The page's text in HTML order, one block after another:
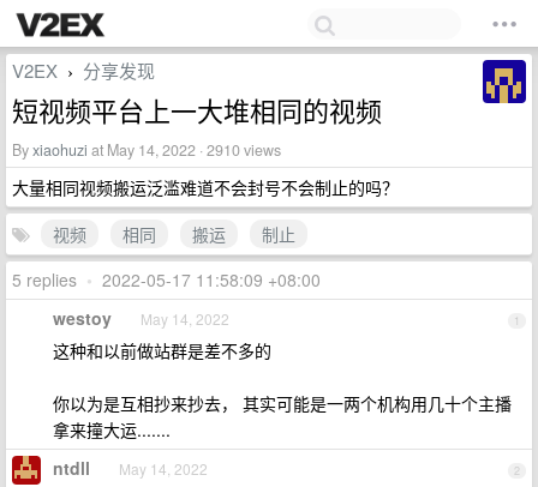
V2EX › 分享发现
短视频平台上一大堆相同的视频
Byxiaohuzi at May 14, 2022 · 2910 views
大量相同视频搬运泛滥难道不会封号不会制止的吗？
视频
相同 搬运
制止
5 replies • 2022-05-17 11:58:09 +08:00
1
westoy May 14, 2022
这种和以前做站群是差不多的
你以为是互相抄来抄去， 其实可能是一两个机构用几十个主播
拿来撞大运.......
2
ntdll May 14, 2022